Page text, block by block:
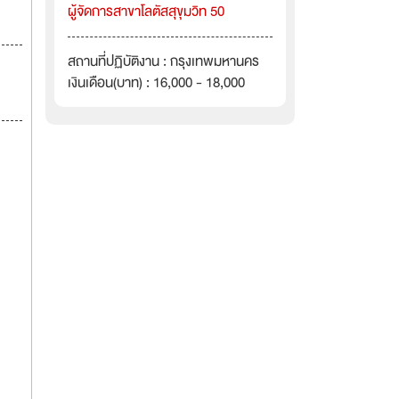
ผู้จัดการสาขาโลตัสสุขุมวิท 50
สถานที่ปฏิบัติงาน : กรุงเทพมหานคร
เงินเดือน(บาท) : 16,000 - 18,000